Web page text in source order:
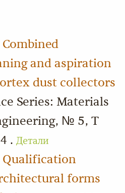
Combined
and aspiration
dust collectors
Series: Materials
№ 5, Т
. Детали
Qualification
forms